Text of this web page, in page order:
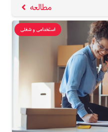
مطالعه
استخدامی و شغلی